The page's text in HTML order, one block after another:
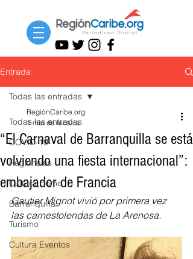
Entrada
Todas las entradas
COVID-19
Regionales
Cultura Home
Barranquilla
Turismo
Cultura Eventos
Todas las entradas
“El Carnaval de Barranquilla se está
volviendo una fiesta internacional”:
embajador de Francia
RegiónCaribe.org
1 min de lectura
Gautier Mignot vivió por primera vez
las carnestolendas de La Arenosa.